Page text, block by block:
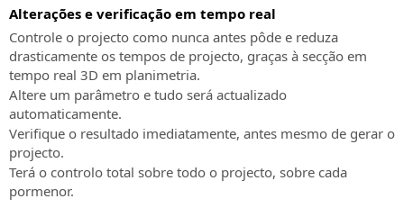
BIM
para
o
projecto
rodoviário
e
hidráulico
SierraSoft
Rails
Software
aos
clientes
em
encomendas,
facturas,
licenças
e
produtos
sem
Subscription
-
Todas
as
informações
sobre
os
próximos
eventos
“Online
-
Alterações e verificação em tempo real
Controle o projecto como nunca antes pôde e reduza
drasticamente os tempos de projecto, graças à secção em
tempo real 3D em planimetria.
Altere um parâmetro e tudo será actualizado
automaticamente.
Verifique o resultado imediatamente, antes mesmo de gerar o
projecto.
Terá o controlo total sobre todo o projecto, sobre cada
pormenor.